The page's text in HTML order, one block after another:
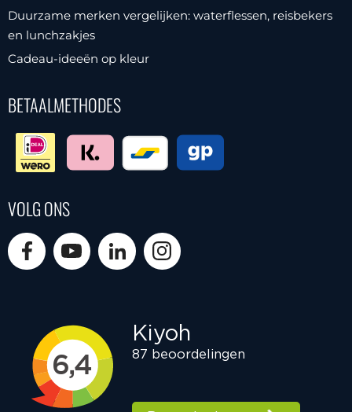
Duurzame merken vergelijken: waterflessen, reisbekers
en lunchzakjes
Cadeau-ideeën op kleur
BETAALMETHODES
VOLG ONS